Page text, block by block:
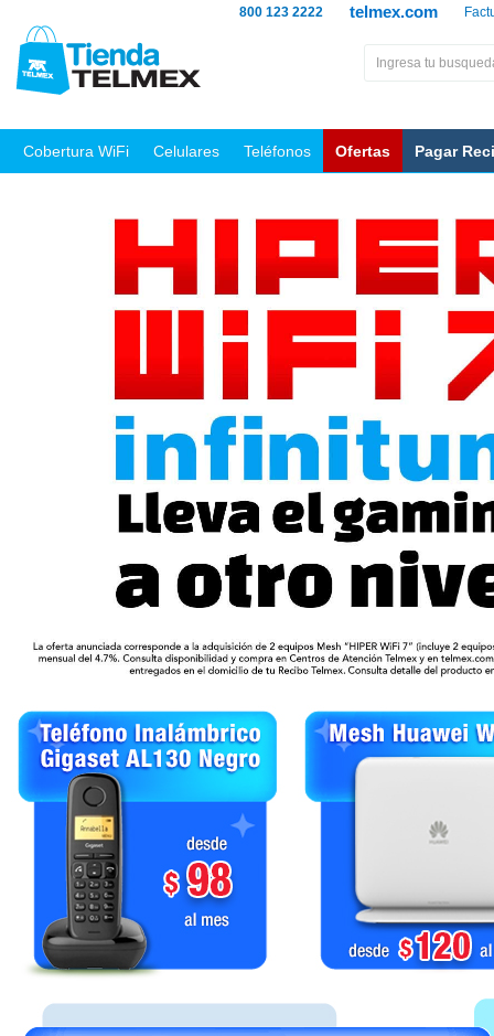
telmex.com
800 123 2222
Cobertura WiFi Celulares Teléfonos Ofertas Pagar